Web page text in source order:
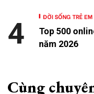
ĐỜI SỐNG TRẺ EM
Top 500
năm 2026
4
Cùng